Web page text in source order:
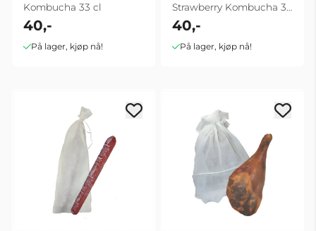
Kombucha 33 cl
40,-
På lager, kjøp nå!
Strawberry Kombucha 33
cl
40,-
På lager, kjøp nå!